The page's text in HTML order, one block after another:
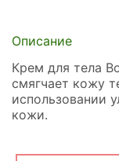
Описание
Крем для тела
смягчает кожу
использовании
кожи.